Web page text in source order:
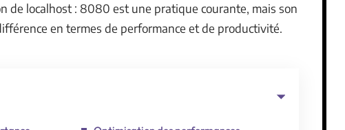
de localhost : 8080 est une pratique courante, mais son
en termes de performance et de productivité.